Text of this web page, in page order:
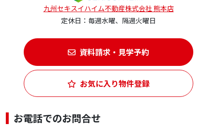
九州セキスイハイム不動産株式会社 熊本店
定休日：毎週水曜、隔週火曜日
資料請求・見学予約
お気に入り物件登録
お電話でのお問合せ